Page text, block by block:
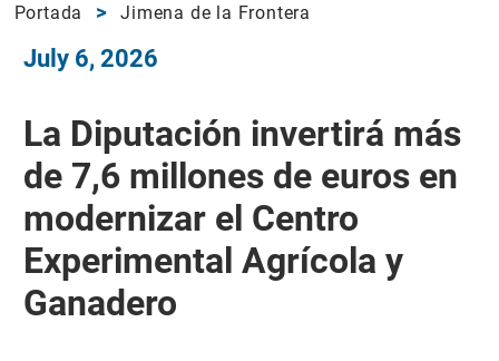
Portada Jimena de la Frontera
July 6, 2026
La Diputación invertirá más
de 7,6 millones de euros en
modernizar el Centro
Experimental Agrícola y
Ganadero